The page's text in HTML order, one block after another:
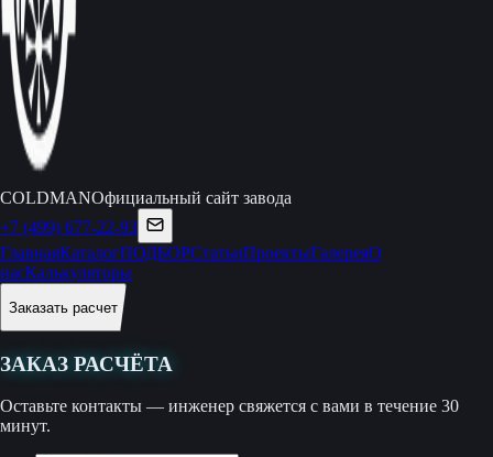
COLDMANОфициальный сайт завода
+7 (499) 677-22-93
ГлавнаяКаталогПОДБОРСтатьиПроектыГалереяО
насКалькуляторы
Заказать расчет
ЗАКАЗ РАСЧЁТА
Оставьте контакты — инженер свяжется с вами в течение 30
минут.